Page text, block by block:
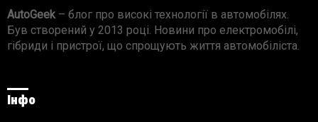
AutoGeek– блог про високі технології в автомобілях.
Був створений у 2013 році. Новини про електромобілі,
гібриди і пристрої, що спрощують життя автомобіліста.
Інфо